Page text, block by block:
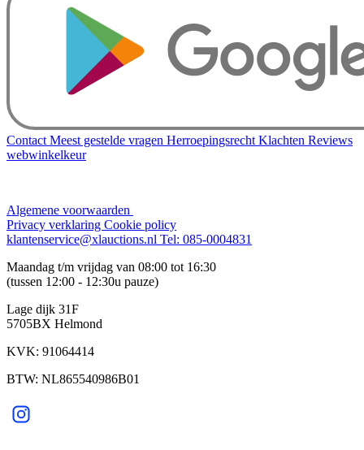
Contact Meest gestelde vragen Herroepingsrecht Klachten Reviews
webwinkelkeur
Algemene voorwaarden
Privacy verklaring Cookie policy
klantenservice@xlauctions.nl Tel: 085-0004831
Maandag t/m vrijdag van 08:00 tot 16:30
(tussen 12:00 - 12:30u pauze)
Lage dijk 31F
5705BX Helmond
KVK: 91064414
BTW: NL865540986B01